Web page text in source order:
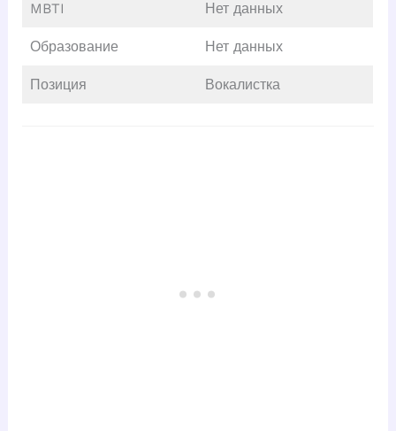
MBTI Нет данных
Образование Нет данных
Позиция Вокалистка